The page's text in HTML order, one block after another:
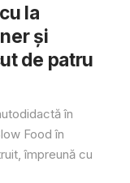
la
și
de patru
în
Food în
împreună cu